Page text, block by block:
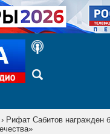
› Рифат Сабитов награжден